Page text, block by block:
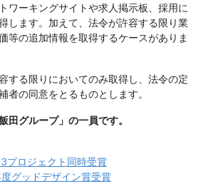
ワーキングサイトや求人掲示板、採用に
します。加えて、法令が許容する限り業
等の追加情報を取得するケースがありま
する限りにおいてのみ取得し、法令の定
者の同意をとるものとします。
田グループ」の一員です。
ロジェクト同時受賞
グッドデザイン賞受賞